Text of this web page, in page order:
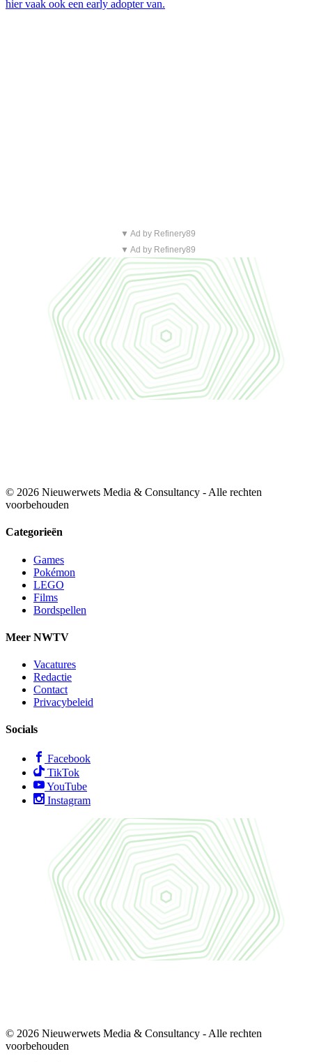
hier vaak ook een early adopter van.
▼ Ad by Refinery89
▼ Ad by Refinery89
© 2026 Nieuwerwets Media & Consultancy - Alle rechten
voorbehouden
Categorieën
Games
Pokémon
LEGO
Films
Bordspellen
Meer NWTV
Vacatures
Redactie
Contact
Privacybeleid
Socials
Facebook
TikTok
YouTube
Instagram
© 2026 Nieuwerwets Media & Consultancy - Alle rechten
voorbehouden